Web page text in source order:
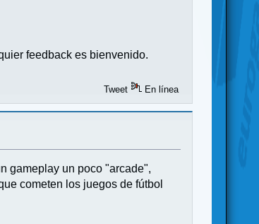
feedback es bienvenido.
Tweet En línea
gameplay un poco "arcade",
cometen los juegos de fútbol